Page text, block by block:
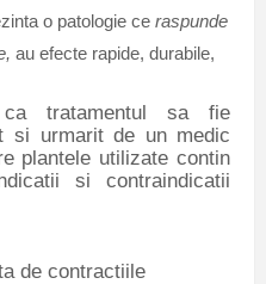
o patologie ce raspunde
au efecte rapide, durabile,
tratamentul sa fie
si urmarit de un medic
plantele utilizate contin
si contraindicatii
de contractiile